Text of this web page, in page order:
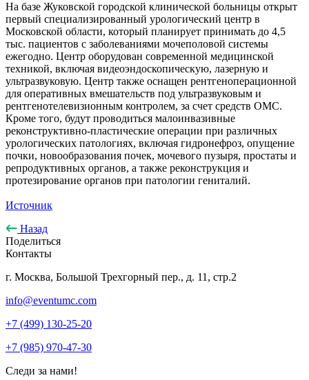
На базе Жуковской городской клинической больницы открыт
первый специализированный урологический центр в
Московской области, который планирует принимать до 4,5
тыс. пациентов с заболеваниями мочеполовой системы
ежегодно. Центр оборудован современной медицинской
техникой, включая видеоэндоскопическую, лазерную и
ультразвуковую. Центр также оснащен рентгеноперационной
для оперативных вмешательств под ультразвуковым и
рентгенотелевизионным контролем, за счет средств ОМС.
Кроме того, будут проводиться малоинвазивные
реконструктивно-пластические операции при различных
урологических патологиях, включая гидронефроз, опущение
почки, новообразования почек, мочевого пузыря, простаты и
репродуктивных органов, а также реконструкция и
протезирование органов при патологии гениталий.
Источник
Назад
Поделиться
Контакты
г. Москва, Большой Трехгорный пер., д. 11, стр.2
info@eventumc.com
+7 (499) 130-25-20
+7 (985) 970-47-30
Следи за нами!